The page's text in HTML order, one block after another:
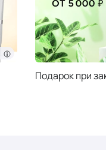
Подарок при